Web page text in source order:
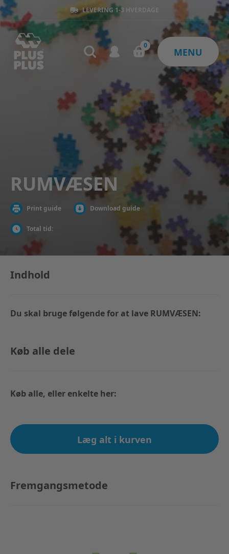
LEVERING 1-3 HVERDAGE
0
MENU
RUMVÆSEN
Print guide Download guide
Total tid:
Indhold
Du skal bruge følgende for at lave RUMVÆSEN:
Køb alle dele
Køb alle, eller enkelte her:
Læg alt i kurven
Fremgangsmetode